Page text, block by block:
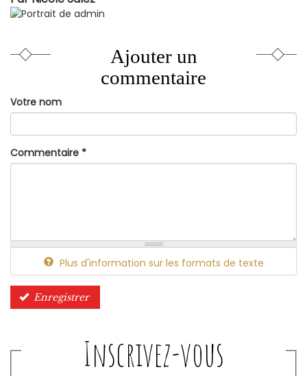
Ajouter un
commentaire
Votre nom
Commentaire *
Plus d'information sur les formats de texte
Enregistrer
Inscrivez-vous